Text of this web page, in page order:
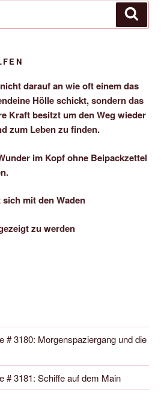
darauf an wie oft einem das
Hölle schickt, sondern das
Kraft besitzt um den Weg wieder
zum Leben zu finden.
im Kopf ohne Beipackzettel
mit den Waden
zu werden
# 3180: Morgenspaziergang und die
# 3181: Schiffe auf dem Main